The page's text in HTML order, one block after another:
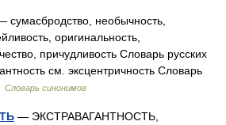
сумасбродство, необычность,
оригинальность,
причудливость Словарь русских
см. эксцентричность Словарь
Словарь синонимов
— ЭКСТРАВАГАНТНОСТЬ,